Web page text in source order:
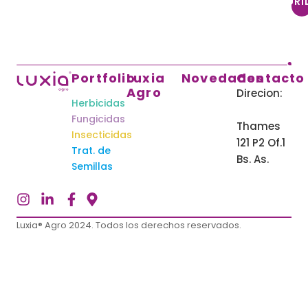
Portfolio
Herbicidas
Fungicidas
Insecticidas
Trat. de
Semillas
Luxia
Agro
NovedadesContacto
Direcion:
Thames
121 P2 Of.1
Bs. As.
Luxia® Agro 2024. Todos los derechos reservados.